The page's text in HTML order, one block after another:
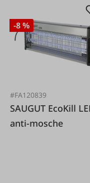
-8 %
#FA120839
SAUGUT EcoKill LED
anti-mosche